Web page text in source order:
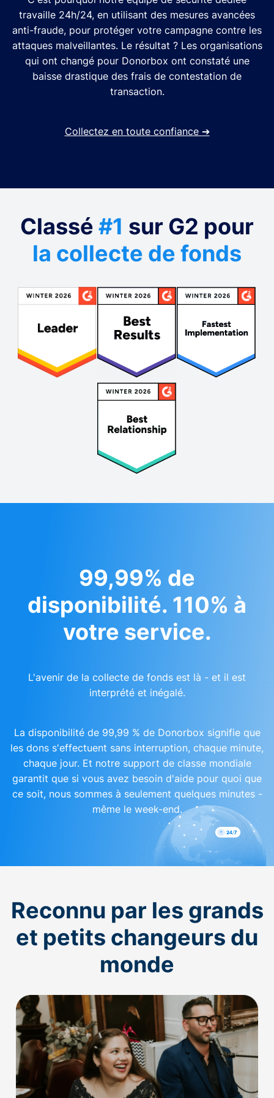
travaille 24h/24, en utilisant des mesures avancées
anti-fraude, pour protéger votre campagne contre les
attaques malveillantes. Le résultat ? Les organisations
qui ont changé pour Donorbox ont constaté une
baisse drastique des frais de contestation de
transaction.
Collectez en toute confiance ➔
Classé #1 sur G2 pour
la collecte de fonds
99,99% de
disponibilité. 110% à
votre service.
L'avenir de la collecte de fonds est là - et il est
interprété et inégalé.
La disponibilité de 99,99 % de Donorbox signifie que
les dons s'effectuent sans interruption, chaque minute,
chaque jour. Et notre support de classe mondiale
garantit que si vous avez besoin d'aide pour quoi que
ce soit, nous sommes à seulement quelques minutes -
même le week-end.
Reconnu par les grands
et petits changeurs du
monde